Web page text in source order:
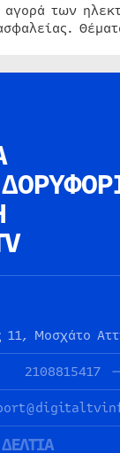
αγορά των
Μοσχάτο
2108815417